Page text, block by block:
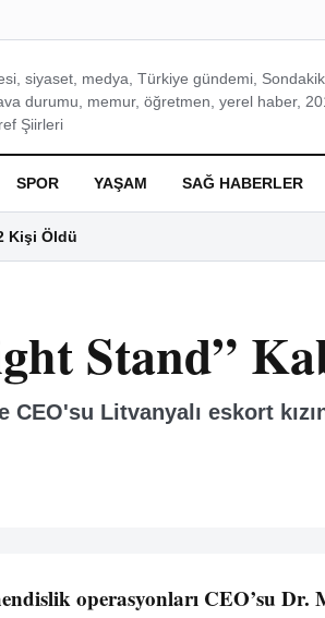
siyaset, medya, Türkiye gündemi,
durumu, memur, öğretmen, yerel haber,
Şiirleri
SPOR YAŞAM SAĞ HABERLER
Kişi Öldü
Stand”
Litvanyalı eskort
operasyonları CEO’su Dr.